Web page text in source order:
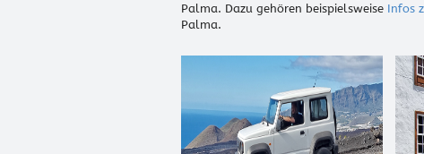
Palma. Dazu gehören beispielsweise Infos
Palma.